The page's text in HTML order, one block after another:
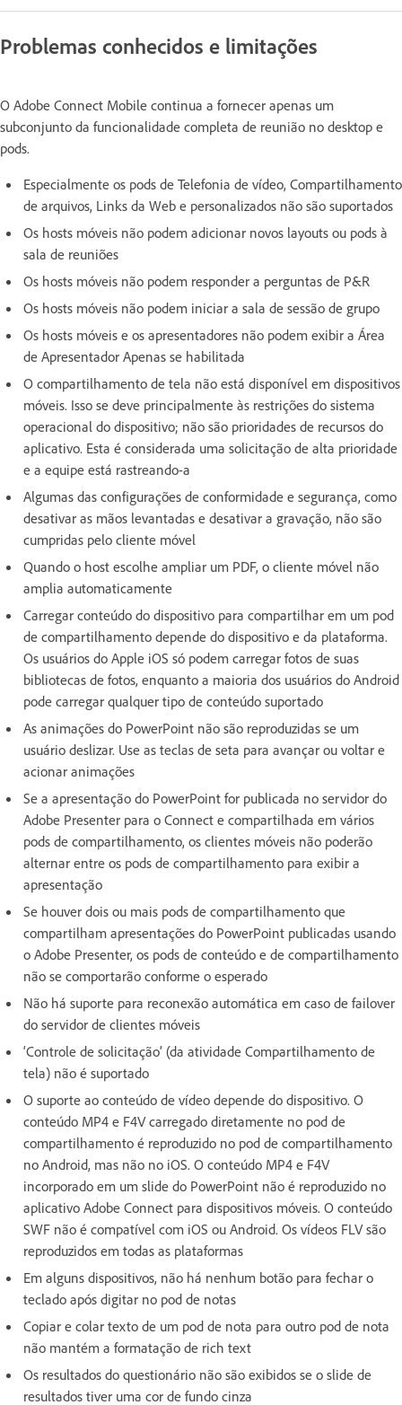
Problemas conhecidos e limitações
O Adobe Connect Mobile continua a fornecer apenas um
subconjunto da funcionalidade completa de reunião no desktop e
pods.
Especialmente os pods de Telefonia de vídeo, Compartilhamento
de arquivos, Links da Web e personalizados não são suportados
Os hosts móveis não podem adicionar novos layouts ou pods à
sala de reuniões
Os hosts móveis não podem responder a perguntas de P&R
Os hosts móveis não podem iniciar a sala de sessão de grupo
Os hosts móveis e os apresentadores não podem exibir a Área
de Apresentador Apenas se habilitada
O compartilhamento de tela não está disponível em dispositivos
móveis. Isso se deve principalmente às restrições do sistema
operacional do dispositivo; não são prioridades de recursos do
aplicativo. Esta é considerada uma solicitação de alta prioridade
e a equipe está rastreando-a
Algumas das configurações de conformidade e segurança, como
desativar as mãos levantadas e desativar a gravação, não são
cumpridas pelo cliente móvel
Quando o host escolhe ampliar um PDF, o cliente móvel não
amplia automaticamente
Carregar conteúdo do dispositivo para compartilhar em um pod
de compartilhamento depende do dispositivo e da plataforma.
Os usuários do Apple iOS só podem carregar fotos de suas
bibliotecas de fotos, enquanto a maioria dos usuários do Android
pode carregar qualquer tipo de conteúdo suportado
As animações do PowerPoint não são reproduzidas se um
usuário deslizar. Use as teclas de seta para avançar ou voltar e
acionar animações
Se a apresentação do PowerPoint for publicada no servidor do
Adobe Presenter para o Connect e compartilhada em vários
pods de compartilhamento, os clientes móveis não poderão
alternar entre os pods de compartilhamento para exibir a
apresentação
Se houver dois ou mais pods de compartilhamento que
compartilham apresentações do PowerPoint publicadas usando
o Adobe Presenter, os pods de conteúdo e de compartilhamento
não se comportarão conforme o esperado
Não há suporte para reconexão automática em caso de failover
do servidor de clientes móveis
‘Controle de solicitação’ (da atividade Compartilhamento de
tela) não é suportado
O suporte ao conteúdo de vídeo depende do dispositivo. O
conteúdo MP4 e F4V carregado diretamente no pod de
compartilhamento é reproduzido no pod de compartilhamento
no Android, mas não no iOS. O conteúdo MP4 e F4V
incorporado em um slide do PowerPoint não é reproduzido no
aplicativo Adobe Connect para dispositivos móveis. O conteúdo
SWF não é compatível com iOS ou Android. Os vídeos FLV são
reproduzidos em todas as plataformas
Em alguns dispositivos, não há nenhum botão para fechar o
teclado após digitar no pod de notas
Copiar e colar texto de um pod de nota para outro pod de nota
não mantém a formatação de rich text
Os resultados do questionário não são exibidos se o slide de
resultados tiver uma cor de fundo cinza